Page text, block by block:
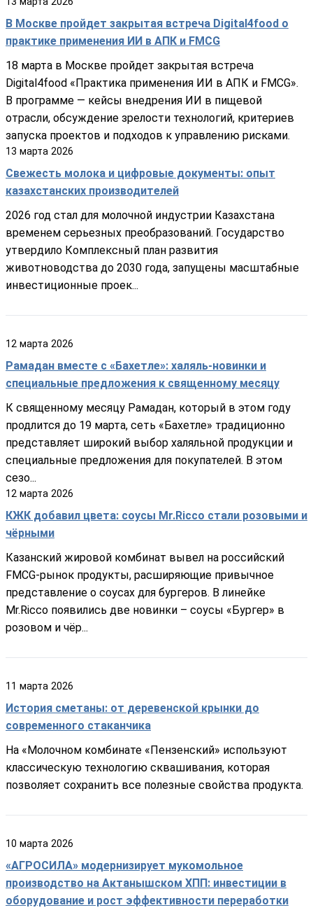
В Москве пройдет закрытая встреча Digital4food о
практике применения ИИ в АПК и FMCG
18 марта в Москве пройдет закрытая встреча
Digital4food «Практика применения ИИ в АПК и FMCG».
В программе — кейсы внедрения ИИ в пищевой
отрасли, обсуждение зрелости технологий, критериев
запуска проектов и подходов к управлению рисками.
13 марта 2026
Свежесть молока и цифровые документы: опыт
казахстанских производителей
2026 год стал для молочной индустрии Казахстана
временем серьезных преобразований. Государство
утвердило Комплексный план развития
животноводства до 2030 года, запущены масштабные
инвестиционные проек...
12 марта 2026
Рамадан вместе с «Бахетле»: халяль-новинки и
специальные предложения к священному месяцу
К священному месяцу Рамадан, который в этом году
продлится до 19 марта, сеть «Бахетле» традиционно
представляет широкий выбор халяльной продукции и
специальные предложения для покупателей. В этом
сезо...
12 марта 2026
КЖК добавил цвета: соусы Mr.Ricco стали розовыми и
чёрными
Казанский жировой комбинат вывел на российский
FMCG-рынок продукты, расширяющие привычное
представление о соусах для бургеров. В линейке
Mr.Ricco появились две новинки – соусы «Бургер» в
розовом и чёр...
11 марта 2026
История сметаны: от деревенской крынки до
современного стаканчика
На «Молочном комбинате «Пензенский» используют
классическую технологию сквашивания, которая
позволяет сохранить все полезные свойства продукта.
10 марта 2026
«АГРОСИЛА» модернизирует мукомольное
производство на Актанышском ХПП: инвестиции в
оборудование и рост эффективности переработки